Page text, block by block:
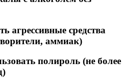
агрессивные средства
аммиак)
полироль (не более